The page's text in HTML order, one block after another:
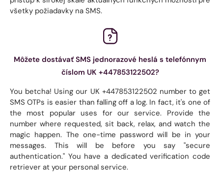
všetky požiadavky na SMS.
Môžete dostávať SMS jednorazové heslá s telefónnym
číslom UK +447853122502?
You betcha! Using our UK +447853122502 number to get
SMS OTPs is easier than falling off a log. In fact, it's one of
the most popular uses for our service. Provide the
number where requested, sit back, relax, and watch the
magic happen. The one-time password will be in your
messages. This will be before you say "secure
authentication." You have a dedicated verification code
retriever at your personal service.